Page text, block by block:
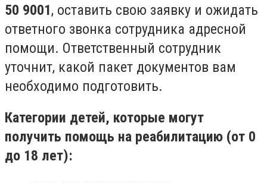
50 9001, оставить свою заявку и ожидать
ответного звонка сотрудника адресной
помощи. Ответственный сотрудник
уточнит, какой пакет документов вам
необходимо подготовить.
Категории детей, которые могут
получить помощь на реабилитацию (от 0
до 18 лет):